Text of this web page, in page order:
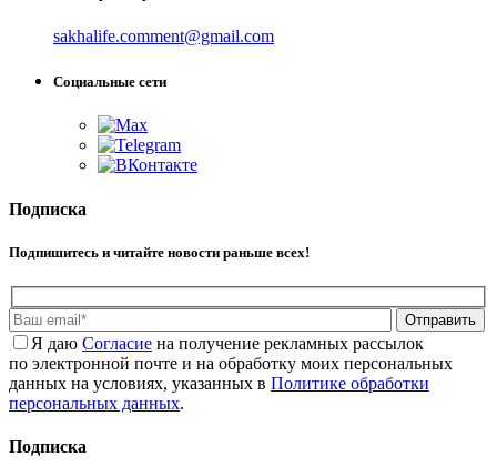
sakhalife.comment@gmail.com
Социальные сети
Подписка
Подпишитесь и читайте новости раньше всех!
Отправить
Я даю Cогласие на получение рекламных рассылок
по электронной почте и на обработку моих персональных
данных на условиях, указанных в Политике обработки
персональных данных.
Подписка